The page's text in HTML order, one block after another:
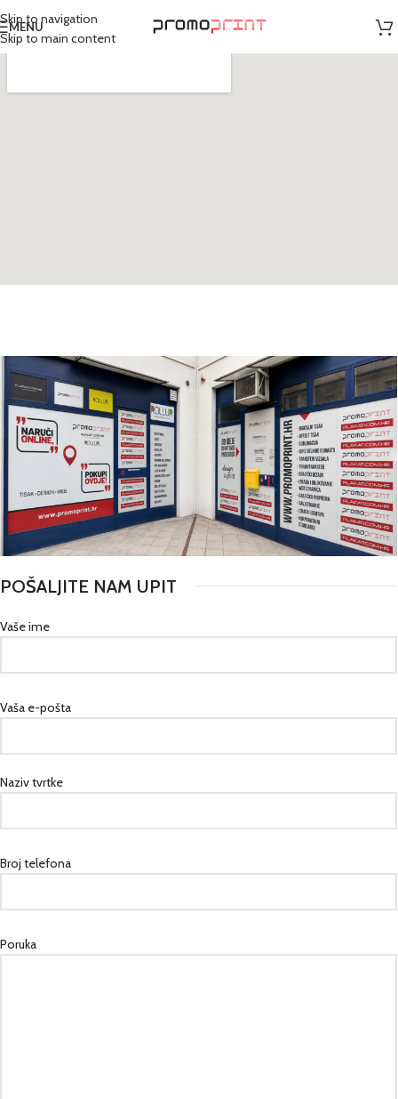
Skip to navigation
Skip to main content
MENU
POŠALJITE NAM UPIT
Vaše ime
Vaša e-pošta
Naziv tvrtke
Broj telefona
Poruka